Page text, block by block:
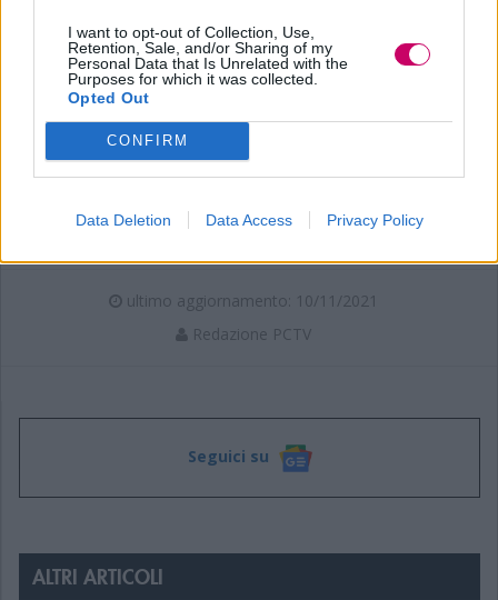
I want to opt-out of Collection, Use,
Retention, Sale, and/or Sharing of my
Personal Data that Is Unrelated with the
Purposes for which it was collected.
Opted Out
CONFIRM
Data Deletion Data Access Privacy Policy
Riproduzione riservata ©2026 -PCTV
CINEMA MICHAEL ALMENEYDA
ultimo aggiornamento: 10/11/2021
Redazione PCTV
Seguici su
ALTRI ARTICOLI